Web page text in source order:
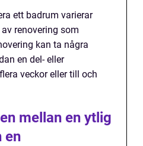
ett badrum varierar
renovering som
kan ta några
en del- eller
veckor eller till och
mellan en ytlig
en